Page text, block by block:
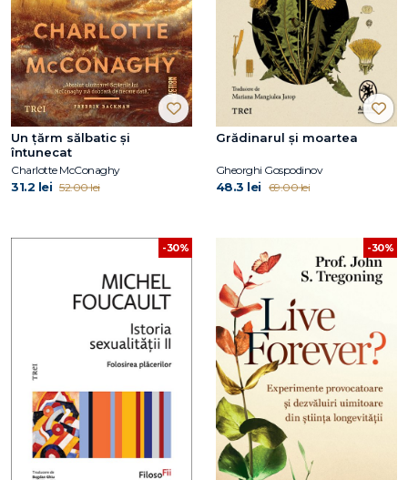
Un țărm sălbatic și
întunecat
Charlotte McConaghy
31.2 lei 52.00 lei
Grădinarul și moartea
Gheorghi Gospodinov
48.3 lei 69.00 lei
-30% -30%